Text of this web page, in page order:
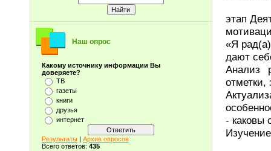
Наш опрос
Какому источнику информации Вы
доверяете?
ТВ
газеты
книги
друзья
интернет
Результаты | Архив опросов
Всего ответов: 435
этап
«Я
дают
Анализ
отметки,
- каковы